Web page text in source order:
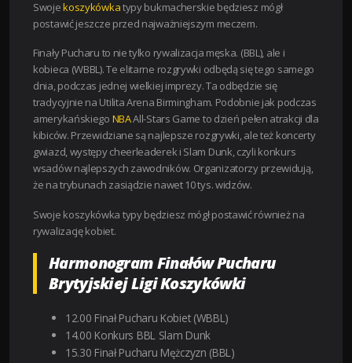
Swojekoszykówkatypy bukmacherskie będziesz mógł
postawić jeszcze przed najważniejszym meczem.
Finały Pucharu to nie tylko rywalizacja męska. (BBL), ale i
kobieca (WBBL). Te elitarne rozgrywki odbędą się tego samego
dnia, podczas jednej wielkiej imprezy. Ta odbędzie się
tradycyjnie na Utilita Arena Birmingham. Podobnie jak podczas
amerykańskiego NBAAll-Stars Game to dzień pełen atrakcji dla
kibiców. Przewidziane są najlepsze rozgrywki, ale też koncerty
gwiazd, występy cheerleaderek i Slam Dunk, czyli konkurs
wsadów najlepszych zawodników. Organizatorzy przewidują,
że na trybunach zasiądzie nawet 10 tys. widzów.
Swoje koszykówka typy będziesz mógł postawić również na
rywalizację kobiet.
Harmonogram Finałów Pucharu
Brytyjskiej Ligi Koszykówki
12.00 Finał Pucharu Kobiet (WBBL)
14.00 Konkurs BBL Slam Dunk
15.30 Finał Pucharu Mężczyzn (BBL)